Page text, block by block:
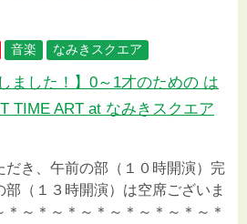
音楽 なみきスクエア
ました！】0～1才のための は
TIME ART at なみきスクエア
だき、午前の部（１０時開演）完
（１３時開演）は空席ございま
～＊～＊～＊～＊～＊～＊～＊